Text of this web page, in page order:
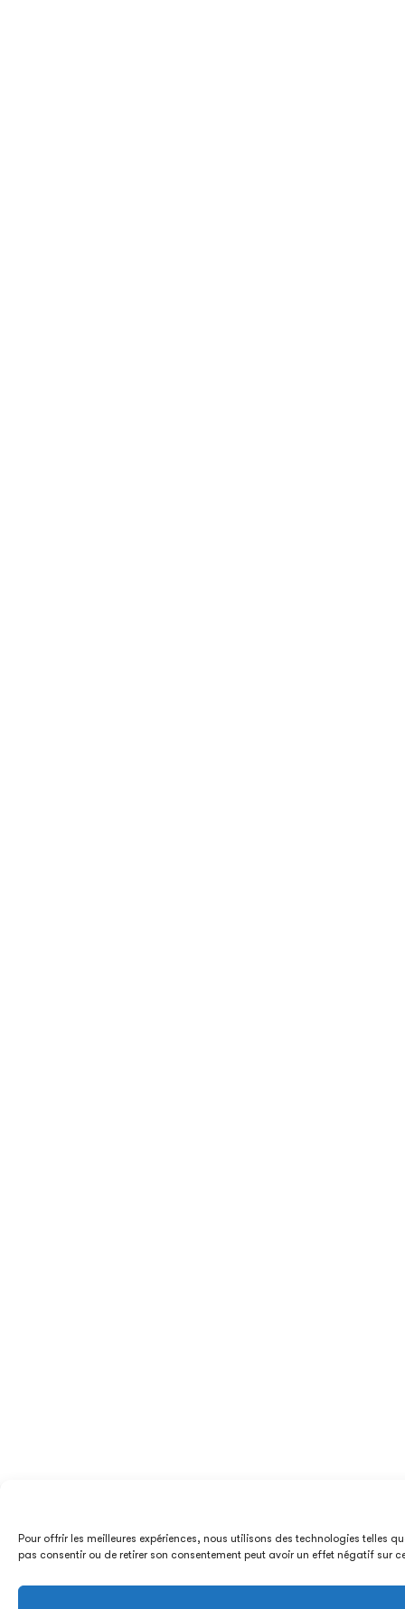
Pour offrir les meilleures expériences, nous utilisons des technologies telles
pas consentir ou de retirer son consentement peut avoir un effet négatif sur